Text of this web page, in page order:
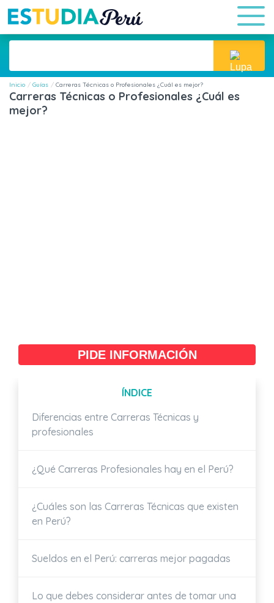
Inicio Guías Carreras Técnicas o Profesionales ¿Cuál es mejor?
Carreras Técnicas o Profesionales ¿Cuál es
mejor?
PIDE INFORMACIÓN
ÍNDICE
Diferencias entre Carreras Técnicas y
profesionales
¿Qué Carreras Profesionales hay en el Perú?
¿Cuáles son las Carreras Técnicas que existen
en Perú?
Sueldos en el Perú: carreras mejor pagadas
Lo que debes considerar antes de tomar una